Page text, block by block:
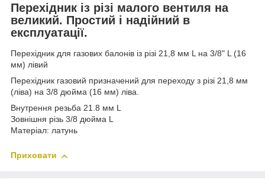
Перехідник із різі малого вентиля на
великий. Простий і надійний в
експлуатації.
Перехідник для газових балонів із різі 21,8 мм L на 3/8" L (16
мм) лівий
Перехідник газовий призначений для переходу з різі 21,8 мм
(ліва) на 3/8 дюйма (16 мм) ліва.
Внутрення резьба 21.8 мм L
Зовнішня різь 3/8 дюйма L
Матеріал: латунь
Приховати